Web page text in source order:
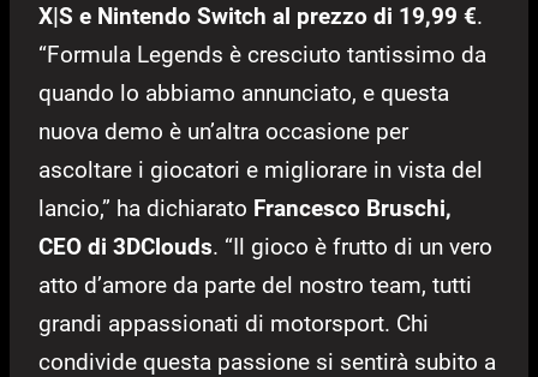
X|S e Nintendo Switch al prezzo di 19,99 €.
“Formula Legends è cresciuto tantissimo da
quando lo abbiamo annunciato, e questa
nuova demo è un’altra occasione per
ascoltare i giocatori e migliorare in vista del
lancio,” ha dichiarato Francesco Bruschi,
CEO di 3DClouds. “Il gioco è frutto di un vero
atto d’amore da parte del nostro team, tutti
grandi appassionati di motorsport. Chi
condivide questa passione si sentirà subito a